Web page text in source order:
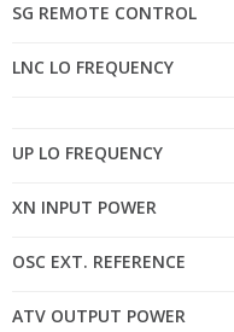
SG REMOTE CONTROL
LNC LO FREQUENCY
UP LO FREQUENCY
XN INPUT POWER
OSC EXT. REFERENCE
ATV OUTPUT POWER